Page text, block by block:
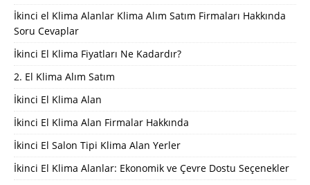
İkinci el Klima Alanlar Klima Alım Satım Firmaları Hakkında
Soru Cevaplar
İkinci El Klima Fiyatları Ne Kadardır?
2. El Klima Alım Satım
İkinci El Klima Alan
İkinci El Klima Alan Firmalar Hakkında
İkinci El Salon Tipi Klima Alan Yerler
İkinci El Klima Alanlar: Ekonomik ve Çevre Dostu Seçenekler